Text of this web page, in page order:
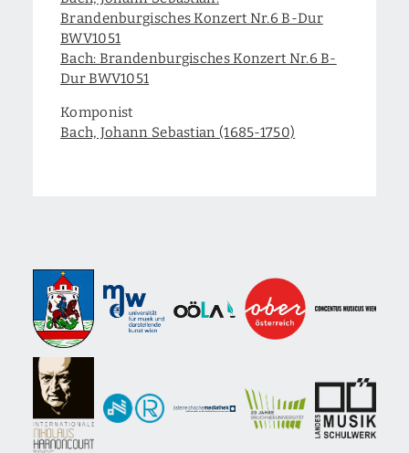
Brandenburgisches Konzert Nr.6 B-Dur
BWV1051
Bach: Brandenburgisches Konzert Nr.6 B-
Dur BWV1051
Komponist
Bach, Johann Sebastian (1685-1750)